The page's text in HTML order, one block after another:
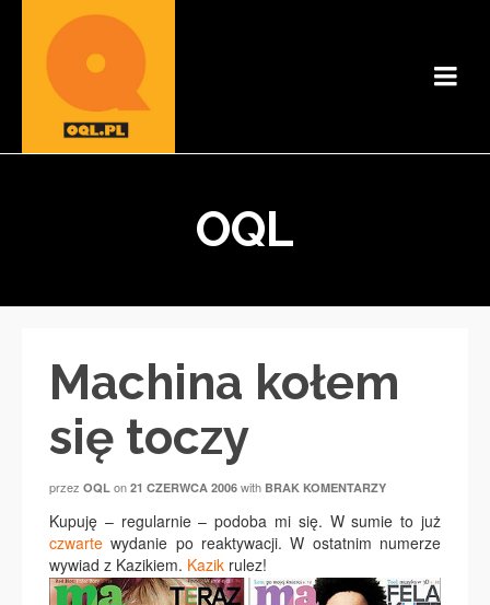
OQL
Machina kołem
się toczy
przez OQL on 21 CZERWCA 2006 with BRAK KOMENTARZY
Kupuję – regularnie – podoba mi się. W sumie to już
czwarte wydanie po reaktywacji. W ostatnim numerze
wywiad z Kazikiem. Kazik rulez!